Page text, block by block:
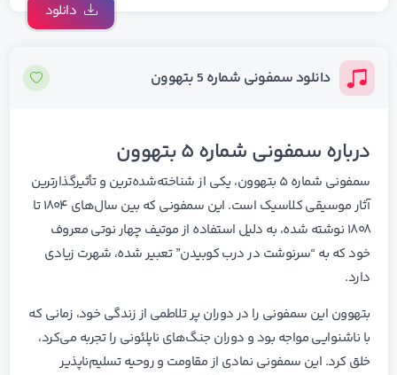
دانلود
دانلود سمفونی شماره 5 بتهوون
درباره سمفونی شماره ۵ بتهوون
سمفونی شماره ۵ بتهوون، یکی از شناخته‌شده‌ترین و تأثیرگذارترین
آثار موسیقی کلاسیک است. این سمفونی که بین سال‌های ۱۸۰۴ تا
۱۸۰۸ نوشته شده، به دلیل استفاده از موتیف چهار نوتی معروف
خود که به “سرنوشت در درب کوبیدن” تعبیر شده، شهرت زیادی
دارد.
بتهوون این سمفونی را در دوران پر تلاطمی از زندگی خود، زمانی که
با ناشنوایی مواجه بود و دوران جنگ‌های ناپلئونی را تجربه می‌کرد،
خلق کرد. این سمفونی نمادی از مقاومت و روحیه تسلیم‌ناپذیر